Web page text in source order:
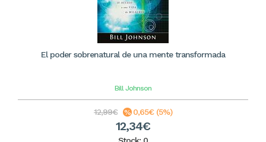
El poder sobrenatural de una mente transformada
Bill Johnson
12,99€ 0,65€ (5%)
12,34€